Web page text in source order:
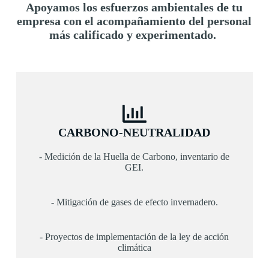
Apoyamos los esfuerzos ambientales de tu
empresa con el acompañamiento del personal
más calificado y experimentado.
CARBONO-NEUTRALIDAD
- Medición de la Huella de Carbono, inventario de
GEI.
- Mitigación de gases de efecto invernadero.
- Proyectos de implementación de la ley de acción
climática